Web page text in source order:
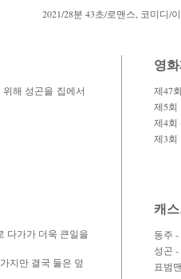
2021/28분 43초/로맨스, 코미디/
해 성곤을 집에서
다가가 더욱 큰일을
지만 결국 둘은 덮
영
제47
제5회
제4회
제3회
캐
동주 -
성곤
표범